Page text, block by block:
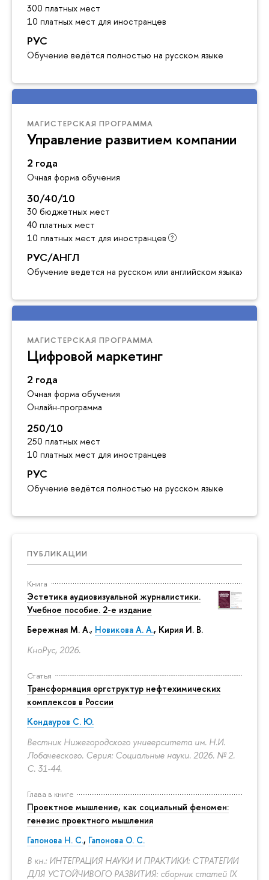
300 платных мест
10 платных мест для иностранцев
РУС
Обучение ведётся полностью на русском языке
МАГИСТЕРСКАЯ ПРОГРАММА
Управление развитием компании
2 года
Очная форма обучения
30/40/10
30 бюджетных мест
40 платных мест
10 платных мест для иностранцев
РУС/АНГЛ
Обучение ведется на русском или английском языках
МАГИСТЕРСКАЯ ПРОГРАММА
Цифровой маркетинг
2 года
Очная форма обучения
Онлайн-программа
250/10
250 платных мест
10 платных мест для иностранцев
РУС
Обучение ведётся полностью на русском языке
ПУБЛИКАЦИИ
Книга
Эстетика аудиовизуальной журналистики.
Учебное пособие. 2-е издание
Бережная М. А., Новикова А. А., Кирия И. В.
КноРус, 2026.
Статья
Трансформация оргструктур нефтехимических
комплексов в России
Кондауров С. Ю.
Вестник Нижегородского университета им. Н.И.
Лобачевского. Серия: Социальные науки. 2026. № 2.
С. 31-44.
Глава в книге
Проектное мышление, как социальный феномен:
генезис проектного мышления
Гапонова Н. С., Гапонова О. С.
В кн.: ИНТЕГРАЦИЯ НАУКИ И ПРАКТИКИ: СТРАТЕГИИ
ДЛЯ УСТОЙЧИВОГО РАЗВИТИЯ: сборник статей IX